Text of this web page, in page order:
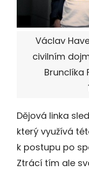
Václav
civilním
Brunclíka
Dějová linka
který využívá
k postupu po
Ztrácí tím ale